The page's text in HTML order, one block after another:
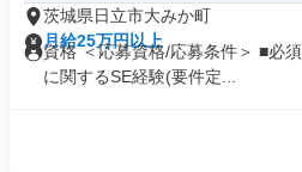
茨城県日立市大みか町
月給25万円以上
資格 ＜応募資格/応募条件＞ ■必
に関するSE経験(要件定...